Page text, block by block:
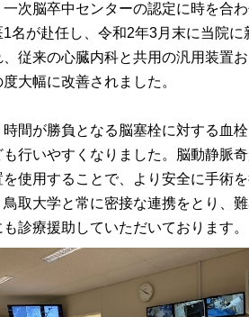
次脳卒中センターの認定に時を合わ
1名が赴任し、令和2年3月末に当院
、従来の心臓内科と共用の汎用装置
度大幅に改善されました。
間が勝負となる脳塞栓に対する血栓
も行いやすくなりました。脳動静脈
を使用することで、より安全に手術を
取大学と常に密接な連携をとり、難
も診療援助していただいております。